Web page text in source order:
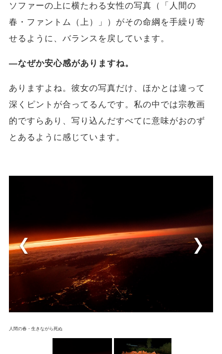
ソファーの上に横たわる女性の写真（「人間の
春・ファントム（上）」）がその命綱を手繰り寄
せるように、バランスを戻しています。
―なぜか安心感がありますね。
ありますよね。彼女の写真だけ、ほかとは違って
深くピントが合ってるんです。私の中では宗教画
的ですらあり、写り込んだすべてに意味がおのず
とあるように感じています。
人間の春・生きながら死ぬ